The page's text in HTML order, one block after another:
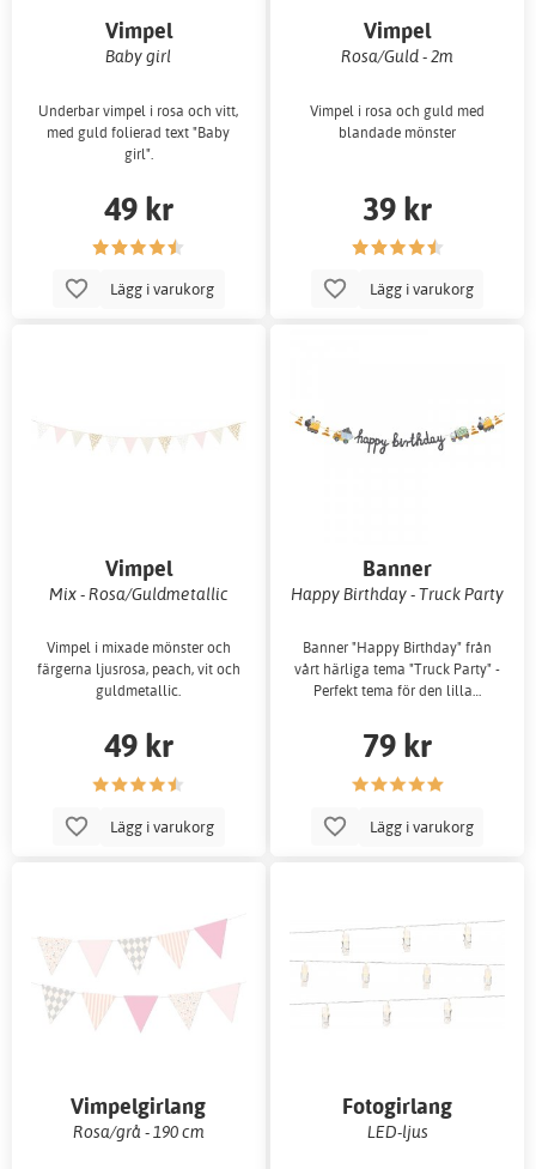
Vimpel
Baby girl
Underbar vimpel i rosa och vitt,
med guld folierad text "Baby
girl".
49 kr
Lägg i varukorg
Vimpel
Rosa/Guld - 2m
Vimpel i rosa och guld med
blandade mönster
39 kr
Lägg i varukorg
Vimpel
Mix - Rosa/Guldmetallic
Vimpel i mixade mönster och
färgerna ljusrosa, peach, vit och
guldmetallic.
49 kr
Lägg i varukorg
Banner
Happy Birthday - Truck Party
Banner "Happy Birthday" från
vårt härliga tema "Truck Party" -
Perfekt tema för den lilla…
79 kr
Lägg i varukorg
Vimpelgirlang
Rosa/grå - 190 cm
Fotogirlang
LED-ljus